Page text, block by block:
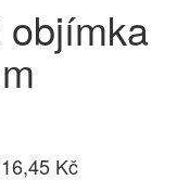
objímka
Kč